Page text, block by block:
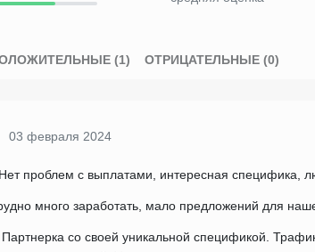
(1) ОТРИЦАТЕЛЬНЫЕ (0)
03 февраля 2024
Нет проблем с выплатами, интересная специфика,
много заработать, мало предложений для
Партнерка со своей уникальной спецификой.